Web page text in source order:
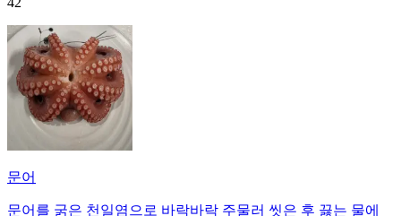
문어
문어를 굵은 천일염으로 바락바락 주물러 씻은 후 끓는 물에